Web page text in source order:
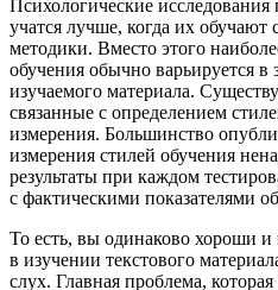
Психологические
учатся лучше, когда их
методики. Вместо этого
обучения обычно варьируется в
изучаемого материала.
связанные с определением
измерения. Большинство
измерения стилей обучения
результаты при каждом
с фактическими показателями
То есть, вы одинаково хороши
в изучении текстового
слух. Главная проблема,